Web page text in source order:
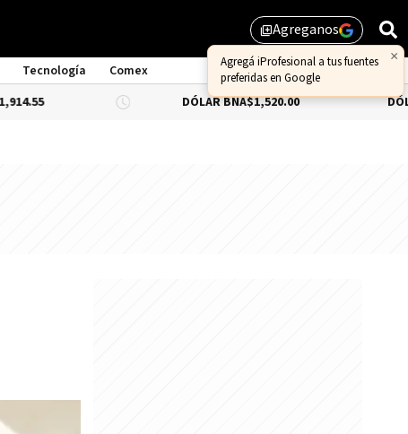
library_addAgreganos
×
Agregá iProfesional a tus fuentes
preferidas en Google
Tecnología
Comex
DÓLAR BNA$1,520.00 DÓLAR BLUE-